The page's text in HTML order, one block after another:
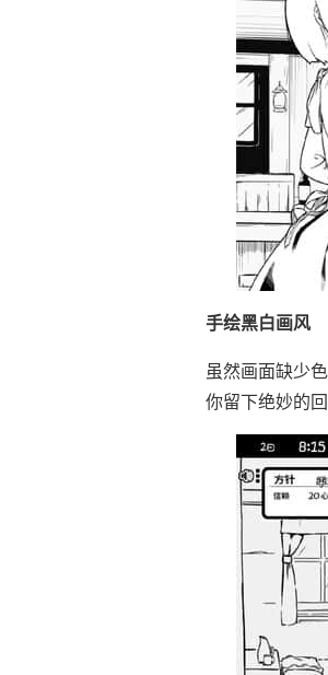
手绘黑白画风
虽然画面缺少
你留下绝妙的回